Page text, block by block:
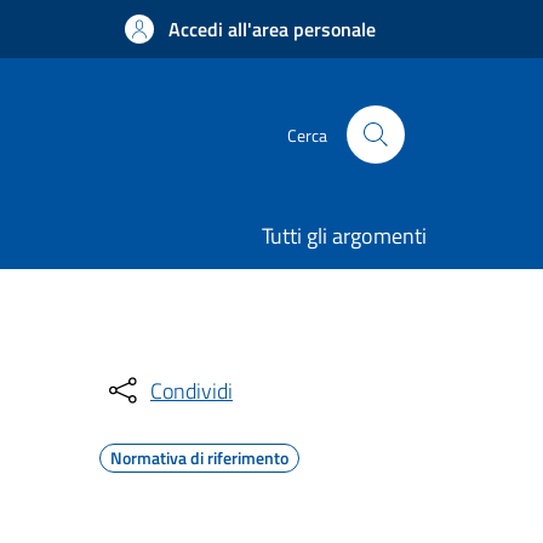
Accedi all'area personale
Cerca
Tutti gli argomenti
Condividi
Normativa di riferimento